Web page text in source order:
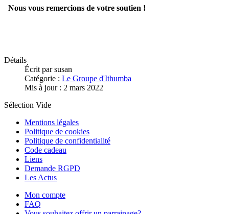
Nous vous remercions de votre soutien !
Détails
Écrit parsusan
Catégorie : Le Groupe d'Ithumba
Mis à jour : 2 mars 2022
Sélection Vide
Mentions légales
Politique de cookies
Politique de confidentialité
Code cadeau
Liens
Demande RGPD
Les Actus
Mon compte
FAQ